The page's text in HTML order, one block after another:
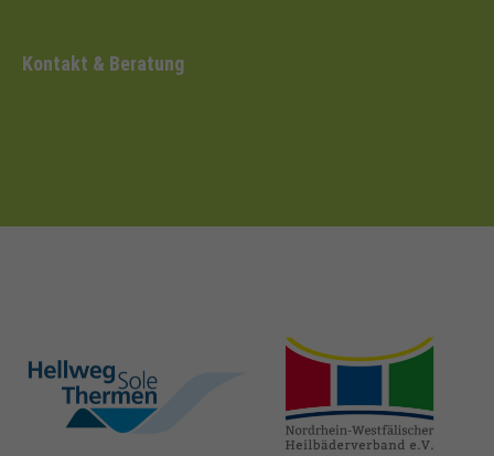
Kontakt & Beratung
hellweg-sole-
thermen.de
heilbaeder.de